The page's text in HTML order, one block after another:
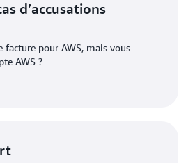
d’accusations
facture pour AWS, mais vous
AWS ?